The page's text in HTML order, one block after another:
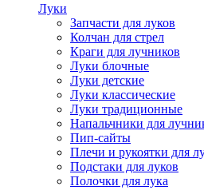
Луки
Запчасти для луков
Колчан для стрел
Краги для лучников
Луки блочные
Луки детские
Луки классические
Луки традиционные
Напальчники для
Пип-сайты
Плечи и рукоятки для
Подстаки для луков
Полочки для лука